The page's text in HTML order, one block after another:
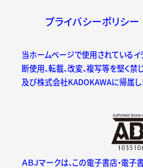
プライバシーポリシー
当ホームページで使用されているイ
断使用、転載、改変、複写等を堅く
及び株式会社KADOKAWAに帰属し
ＡＢＪマークは、この電子書店・電